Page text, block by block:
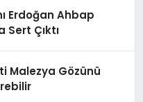
Erdoğan Ahbap
Sert Çıktı
Malezya Gözünü